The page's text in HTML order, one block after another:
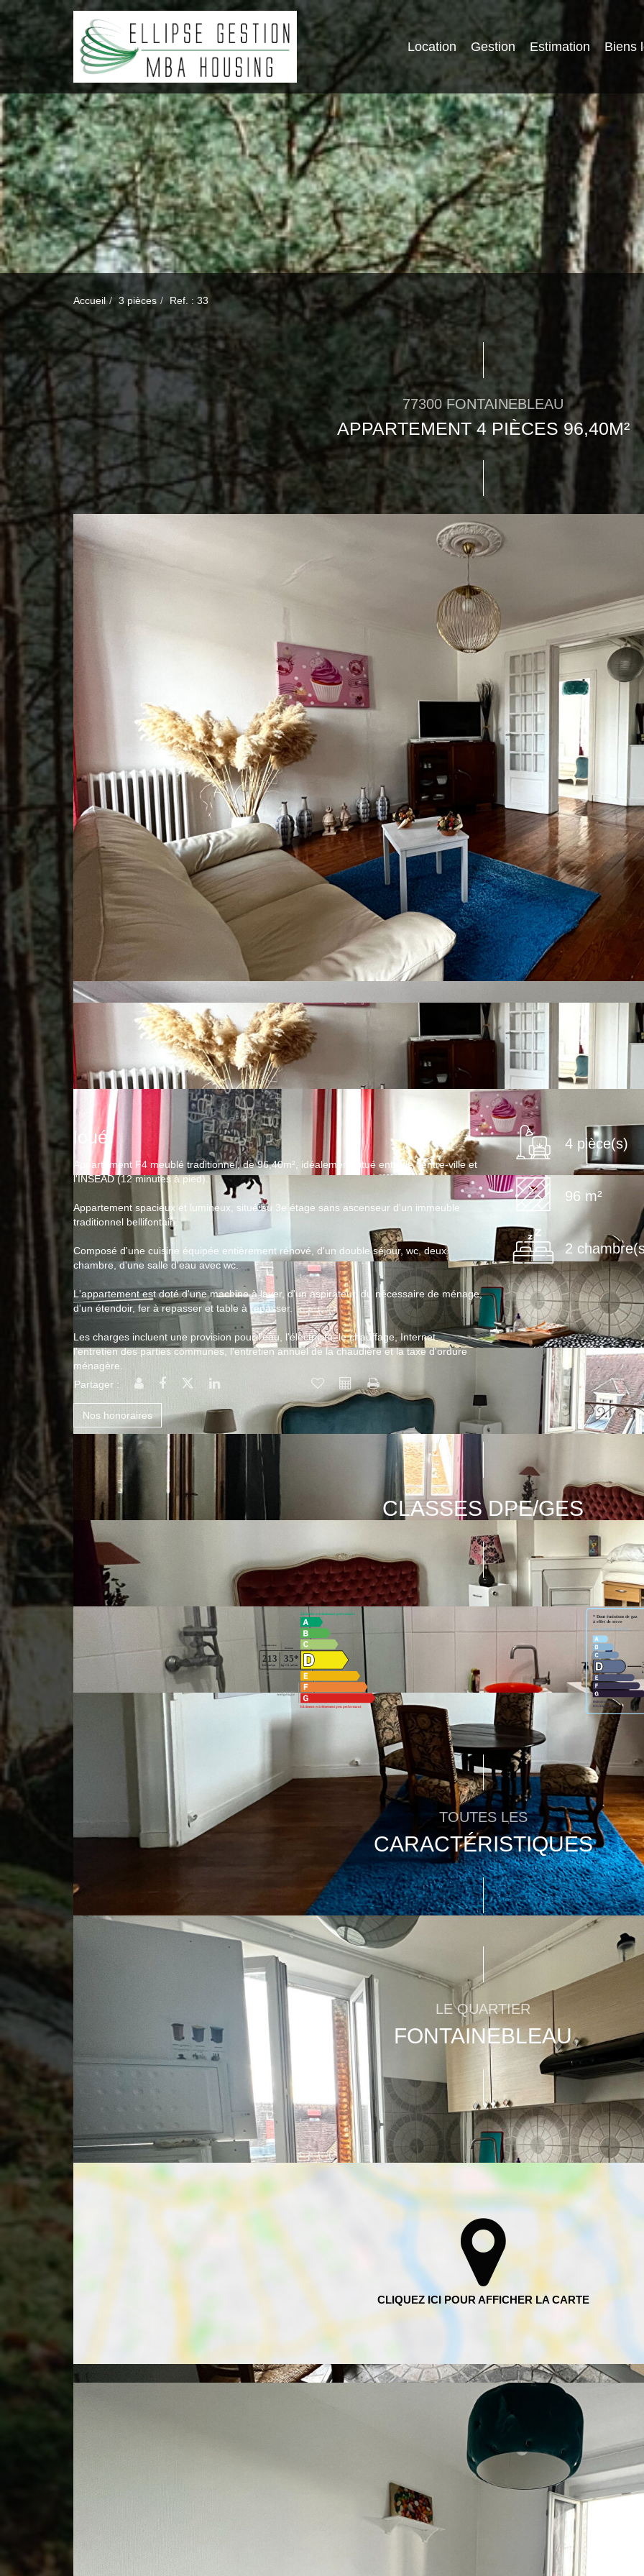
Location Gestion Estimation Biens
Accueil 3 pièces Ref. : 33
77300 FONTAINEBLEAU
APPARTEMENT 4 PIÈCES 96,40M²
loué
Appartement F4 meublé traditionnel, de 96,40m², idéalement situé entre le centre-ville et
l'INSEAD (12 minutes à pied).
Appartement spacieux et lumineux, situé au 3e étage sans ascenseur d'un immeuble
traditionnel bellifontain.
Composé d'une cuisine équipée entièrement rénové, d'un double séjour, wc, deux
chambre, d'une salle d'eau avec wc.
L'appartement est doté d'une machine à laver, d'un aspirateur, du nécessaire de ménage,
d'un étendoir, fer à repasser et table à repasser.
Les charges incluent une provision pour l'eau, l'électricité, le chauffage, Internet,
l'entretien des parties communes, l'entretien annuel de la chaudière et la taxe d'ordure
ménagère.
Partager :
Nos honoraires
4 pièce(s)
96 m²
2
CLASSES DPE/GES
TOUTES LES
CARACTÉRISTIQUES
LE QUARTIER
FONTAINEBLEAU
Bus Commerce Ecole Sport Parc, Jardin et Square Métro, gare et tramways Parking Restaurant
IMMOBILIER